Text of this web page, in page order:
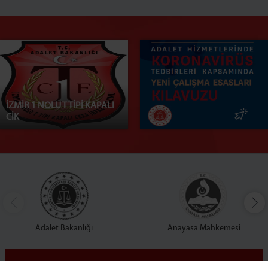
İZMİR 1 NOLU T TİPİ KAPALI
CİK
Adalet Bakanlığı Anayasa Mahkemesi